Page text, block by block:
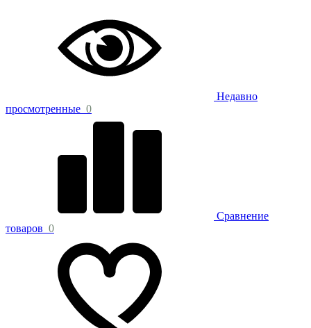
Недавно
просмотренные 0
Сравнение
товаров 0